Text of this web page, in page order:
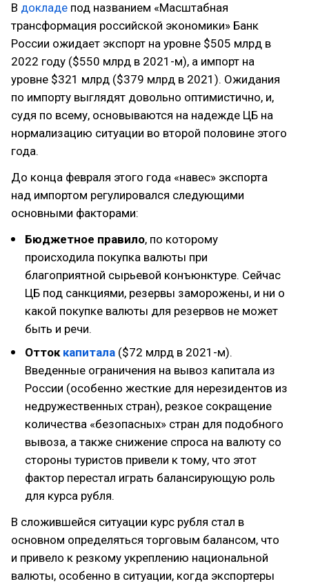
В докладе под названием «Масштабная
трансформация российской экономики» Банк
России ожидает экспорт на уровне $505 млрд в
2022 году ($550 млрд в 2021-м), а импорт на
уровне $321 млрд ($379 млрд в 2021). Ожидания
по импорту выглядят довольно оптимистично, и,
судя по всему, основываются на надежде ЦБ на
нормализацию ситуации во второй половине этого
года.
До конца февраля этого года «навес» экспорта
над импортом регулировался следующими
основными факторами:
Бюджетное правило, по которому
происходила покупка валюты при
благоприятной сырьевой конъюнктуре. Сейчас
ЦБ под санкциями, резервы заморожены, и ни о
какой покупке валюты для резервов не может
быть и речи.
Оттоккапитала ($72 млрд в 2021-м).
Введенные ограничения на вывоз капитала из
России (особенно жесткие для нерезидентов из
недружественных стран), резкое сокращение
количества «безопасных» стран для подобного
вывоза, а также снижение спроса на валюту со
стороны туристов привели к тому, что этот
фактор перестал играть балансирующую роль
для курса рубля.
В сложившейся ситуации курс рубля стал в
основном определяться торговым балансом, что
и привело к резкому укреплению национальной
валюты, особенно в ситуации, когда экспортеры